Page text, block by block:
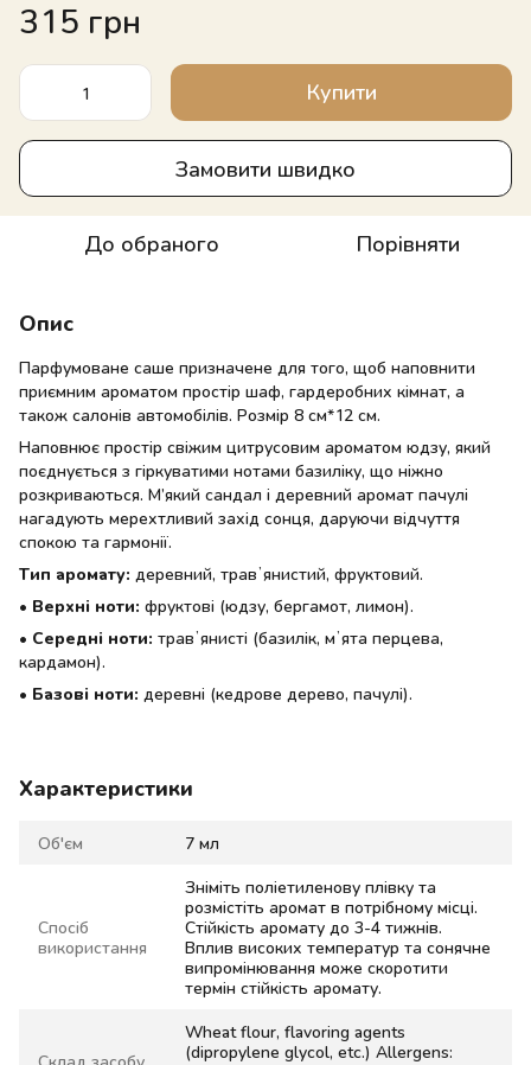
315 грн
Купити
Замовити швидко
До обраного Порівняти
Опис
Парфумоване саше призначене для того, щоб наповнити
приємним ароматом простір шаф, гардеробних кімнат, а
також салонів автомобілів. Розмір 8 см*12 см.
Наповнює простір свіжим цитрусовим ароматом юдзу, який
поєднується з гіркуватими нотами базиліку, що ніжно
розкриваються. М’який сандал і деревний аромат пачулі
нагадують мерехтливий захід сонця, даруючи відчуття
спокою та гармонії.
Тип аромату: деревний, травʼянистий, фруктовий.
• Верхні ноти: фруктові (юдзу, бергамот, лимон).
• Середні ноти: травʼянисті (базилік, мʼята перцева,
кардамон).
• Базові ноти: деревні (кедрове дерево, пачулі).
Характеристики
Об'єм 7 мл
Спосіб
використання
Зніміть поліетиленову плівку та
розмістіть аромат в потрібному місці.
Стійкість аромату до 3-4 тижнів.
Вплив високих температур та сонячне
випромінювання може скоротити
термін стійкість аромату.
Склад засобу
Wheat flour, flavoring agents
(dipropylene glycol, etc.) Allergens: